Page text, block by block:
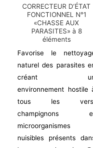
CORRECTEUR D’ÉTAT
FONCTIONNEL N°1
«CHASSE AUX
PARASITES» à 8
éléments
Favorise le
naturel des parasites
créant
environnement hostile
tous les
champignons
microorganismes
nuisibles présents